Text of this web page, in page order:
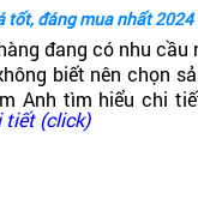
tốt, đáng mua nhất 2024
đang có nhu
biết nên chọn
Anh tìm hiểu chi
chăng, chất lượng
tiết (click)